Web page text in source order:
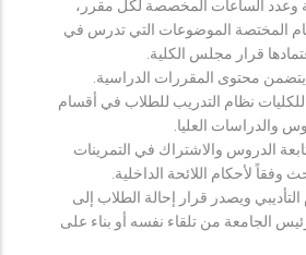
وعدد الساعات المخصصة لكل مقرر،
المختصة الموضوعات التي تدرس في
قرار مجلس الكلية.
محتوى المقررات الدراسية.
للكليات نظام التدريب للطلاب في أقسام
والدراسات العليا.
الدروس والاشتراك في التمرينات
وفقاً لأحكام اللائحة الداخلية.
ويصدر قرار إحالة الطلاب إلى
الجامعة من تلقاء نفسه أو بناء على